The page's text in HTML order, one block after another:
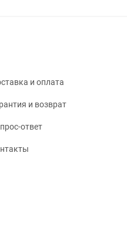
и оплата
и возврат
ответ